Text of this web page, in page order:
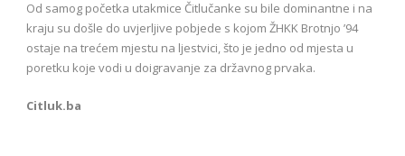
Od samog početka utakmice Čitlučanke su bile dominantne i na
kraju su došle do uvjerljive pobjede s kojom ŽHKK Brotnjo ’94
ostaje na trećem mjestu na ljestvici, što je jedno od mjesta u
poretku koje vodi u doigravanje za državnog prvaka.
Citluk.ba